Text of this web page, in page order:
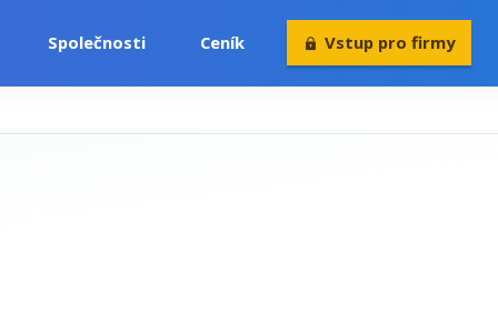
Společnosti Ceník Vstup pro firmy